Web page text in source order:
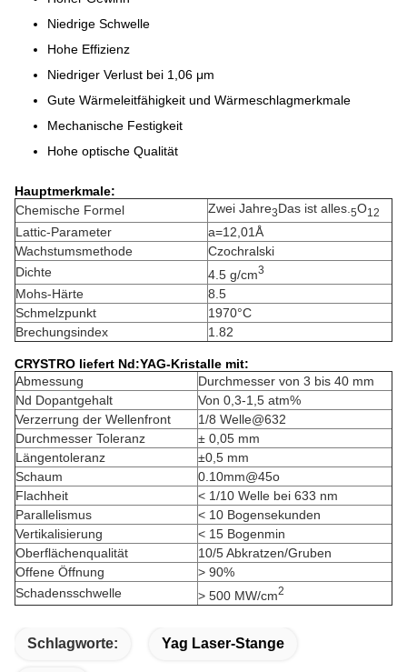
Niedrige Schwelle
Hohe Effizienz
Niedriger Verlust bei 1,06 μm
Gute Wärmeleitfähigkeit und Wärmeschlagmerkmale
Mechanische Festigkeit
Hohe optische Qualität
Hauptmerkmale:
Chemische Formel
Zwei Jahre3Das ist alles. 5O12
Lattic-Parameter
a=12,01Å
Wachstumsmethode
Czochralski
Dichte
4.5 g/cm3
Mohs-Härte
8.5
Schmelzpunkt
1970°C
Brechungsindex
1.82
CRYSTRO liefert Nd:YAG-Kristalle mit:
Abmessung
Durchmesser von 3 bis 40 mm
Nd Dopantgehalt
Von 0,3-1,5 atm%
Verzerrung der Wellenfront
1/8 Welle@632
Durchmesser Toleranz
± 0,05 mm
Längentoleranz
±0,5 mm
Schaum
0.10mm@45o
Flachheit
< 1/10 Welle bei 633 nm
Parallelismus
< 10 Bogensekunden
Vertikalisierung
< 15 Bogenmin
Oberflächenqualität
10/5 Abkratzen/Gruben
Offene Öffnung
> 90%
Schadensschwelle
> 500 MW/cm2
Schlagworte: Yag Laser-Stange